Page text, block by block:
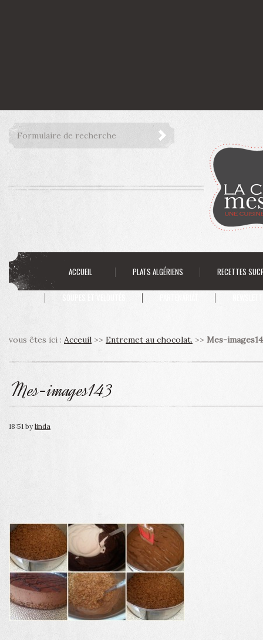
ACCUEIL PLATS ALGÉRIENS RECETTES
vous êtes ici : Acceuil >> Entremet au chocolat. >> Mes-
Mes-images143
18:51 bylinda